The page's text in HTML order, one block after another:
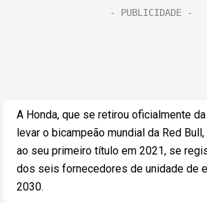
A Honda, que se retirou oficialmente
levar o bicampeão mundial da Red
ao seu primeiro título em 2021, se
dos seis fornecedores de unidade de
2030.